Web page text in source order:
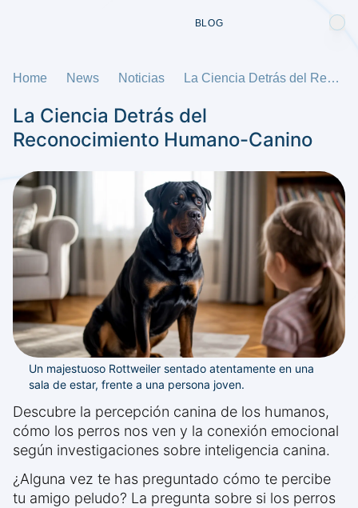
BLOG
Home News Noticias La Ciencia Detrás del Reconocimiento Humano-Canino
La Ciencia Detrás del
Reconocimiento Humano-Canino
Un majestuoso Rottweiler sentado atentamente en una
sala de estar, frente a una persona joven.
Descubre la percepción canina de los humanos,
cómo los perros nos ven y la conexión emocional
según investigaciones sobre inteligencia canina.
¿Alguna vez te has preguntado cómo te percibe
tu amigo peludo? La pregunta sobre si los perros